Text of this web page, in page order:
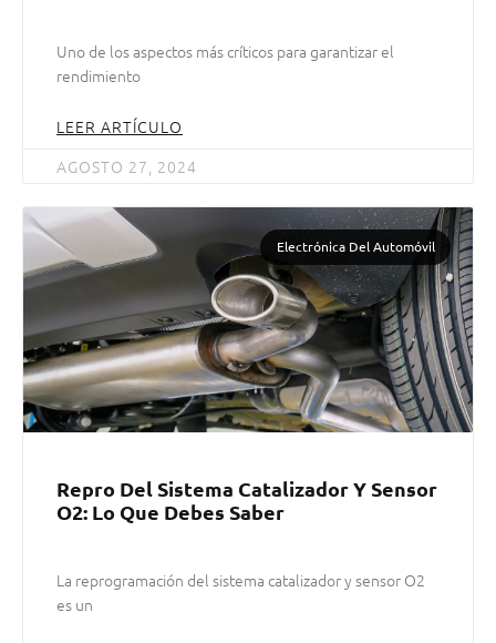
Uno de los aspectos más críticos para garantizar el
rendimiento
LEER ARTÍCULO
AGOSTO 27, 2024
Electrónica Del Automóvil
Repro Del Sistema Catalizador Y Sensor
O2: Lo Que Debes Saber
La reprogramación del sistema catalizador y sensor O2
es un